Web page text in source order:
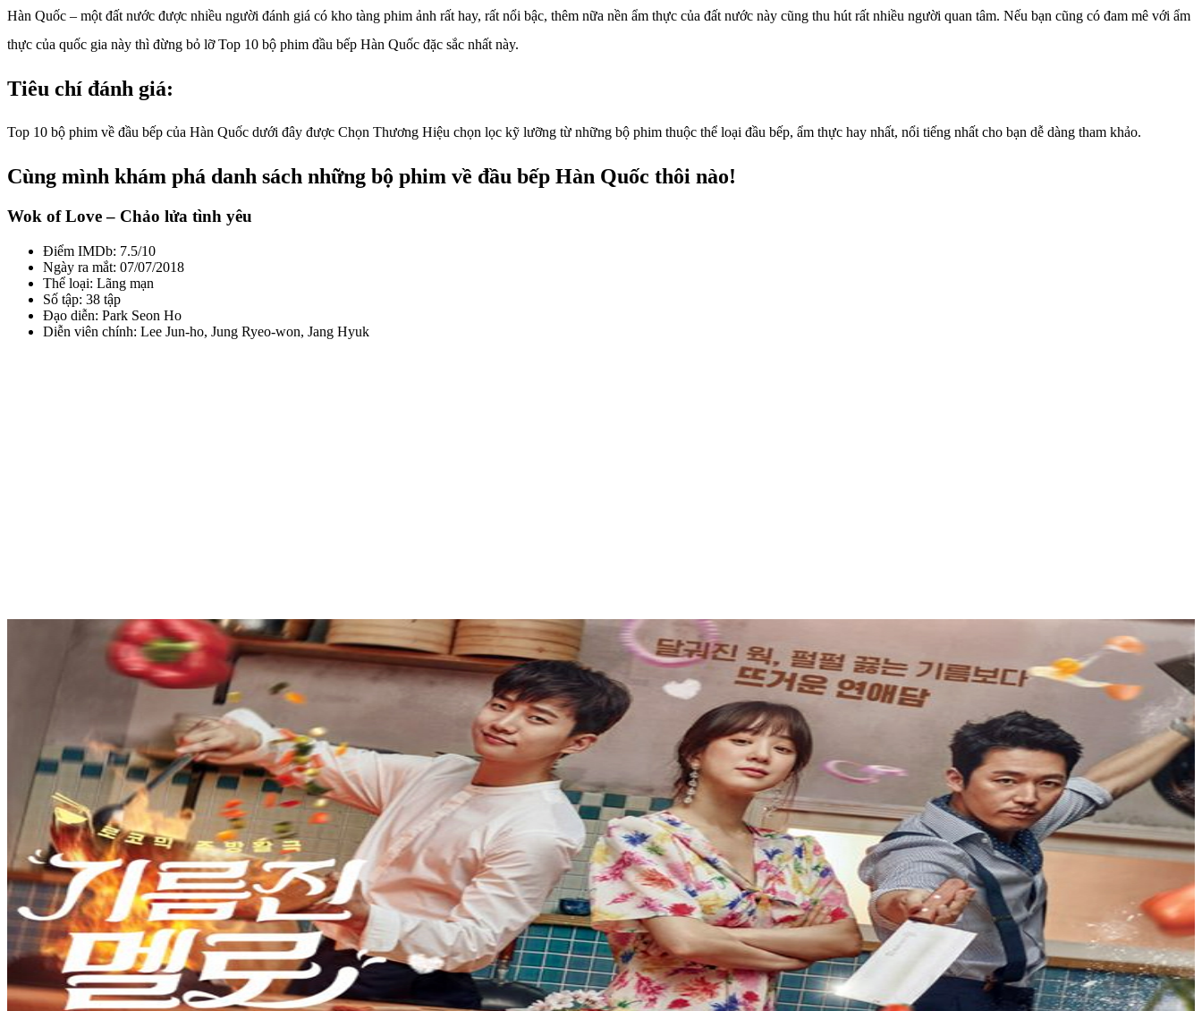
Hàn Quốc – một đất nước được nhiều người đánh giá có kho tàng phim ảnh rất hay, rất nổi bậc, thêm nữa nền ẩm thực của đất nước này cũng thu hút rất nhiều người quan tâm. Nếu bạn cũng có đam mê với ẩm
thực của quốc gia này thì đừng bỏ lỡ Top 10 bộ phim đầu bếp Hàn Quốc đặc sắc nhất này.
Tiêu chí đánh giá:
Top 10 bộ phim về đầu bếp của Hàn Quốc dưới đây được Chọn Thương Hiệu chọn lọc kỹ lưỡng từ những bộ phim thuộc thể loại đầu bếp, ẩm thực hay nhất, nổi tiếng nhất cho bạn dễ dàng tham khảo.
Cùng mình khám phá danh sách những bộ phim về đầu bếp Hàn Quốc thôi nào!
Wok of Love – Chảo lửa tình yêu
Điểm IMDb: 7.5/10
Ngày ra mắt: 07/07/2018
Thể loại: Lãng mạn
Số tập: 38 tập
Đạo diễn: Park Seon Ho
Diễn viên chính: Lee Jun-ho, Jung Ryeo-won, Jang Hyuk